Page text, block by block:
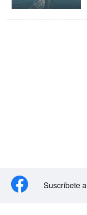
Suscríbete a